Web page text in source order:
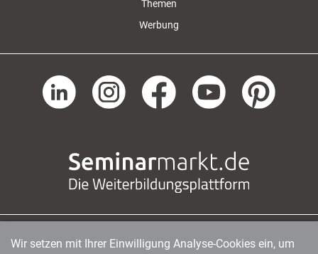
Themen
Werbung
managerSeminare Verlags GmbH | Endenicher Str. 41
|
Wir setzen mit Ihrer Einwilligung Analyse-Cookies ein, um